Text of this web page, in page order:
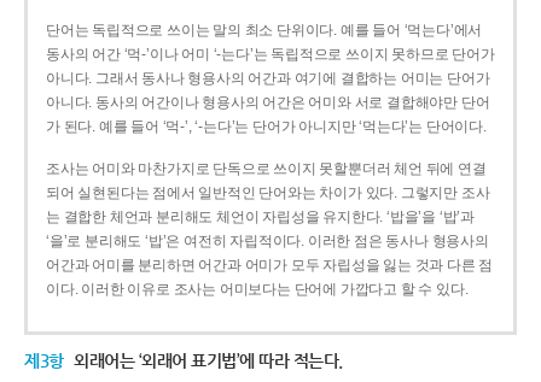
단어는 독립적으로 쓰이는 말의 최소 단위이다. 예를 들어 ‘먹는다’에서
동사의 어간 ‘먹-­’이나 어미 ‘­-는다’는 독립적으로 쓰이지 못하므로 단어가
아니다. 그래서 동사나 형용사의 어간과 여기에 결합하는 어미는 단어가
아니다. 동사의 어간이나 형용사의 어간은 어미와 서로 결합해야만 단어
가 된다. 예를 들어 ‘먹-’, ‘-는다’는 단어가 아니지만 ‘먹는다’는 단어이다.
조사는 어미와 마찬가지로 단독으로 쓰이지 못할뿐더러 체언 뒤에 연결
되어 실현된다는 점에서 일반적인 단어와는 차이가 있다. 그렇지만 조사
는 결합한 체언과 분리해도 체언이 자립성을 유지한다. ‘밥을’을 ‘밥’과
‘을’로 분리해도 ‘밥’은 여전히 자립적이다. 이러한 점은 동사나 형용사의
어간과 어미를 분리하면 어간과 어미가 모두 자립성을 잃는 것과 다른 점
이다. 이러한 이유로 조사는 어미보다는 단어에 가깝다고 할 수 있다.
제3항 외래어는 ‘외래어 표기법’에 따라 적는다.